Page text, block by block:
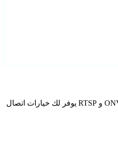
قم بتكوين D5118-acnkf13 كاميرات IP الخاصة بك باستخدام Agent DVR. يتضمن برنامج المراقبة المجاني الخاص بنا معالج إعداد مخصص لطرز D5118-acnkf13، وتوافق ONVIF و RTSP يوفر لك خيارات اتصال